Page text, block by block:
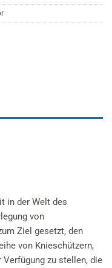
in der Welt des
von
Ziel gesetzt, den
von Knieschützern,
zu stellen, die